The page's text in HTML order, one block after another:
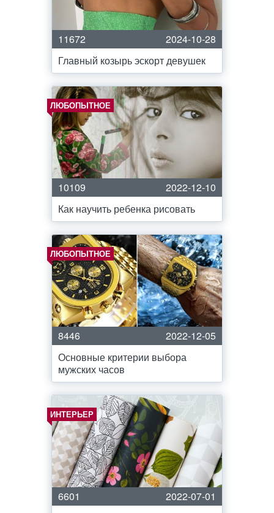
11672
2024-10-28
Главный козырь эскорт девушек
ЛЮБОПЫТНОЕ
10109
2022-12-10
Как научить ребенка рисовать
ЛЮБОПЫТНОЕ
8446
2022-12-05
Основные критерии выбора
мужских часов
ИНТЕРЬЕР
6601
2022-07-01